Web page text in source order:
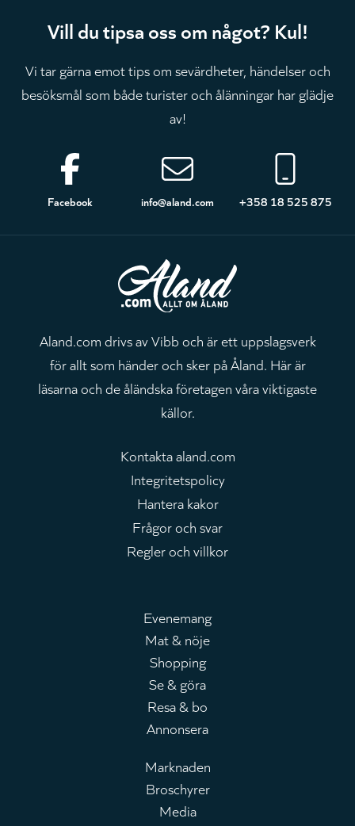
Vill du tipsa oss om något? Kul!
Vi tar gärna emot tips om sevärdheter, händelser och
besöksmål som både turister och ålänningar har glädje
av!
Sidfot
Facebook info@aland.com +358 18 525 875
Aland.com drivs av Vibb och är ett uppslagsverk
för allt som händer och sker på Åland. Här är
läsarna och de åländska företagen våra viktigaste
källor.
Kontakta aland.com
Integritetspolicy
Hantera kakor
Frågor och svar
Regler och villkor
Huvudmeny
Evenemang
Mat & nöje
Shopping
Se & göra
Resa & bo
Annonsera
Leaderboard
Marknaden
Broschyrer
Media